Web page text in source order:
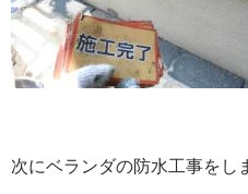
次にベランダの防水工事をし